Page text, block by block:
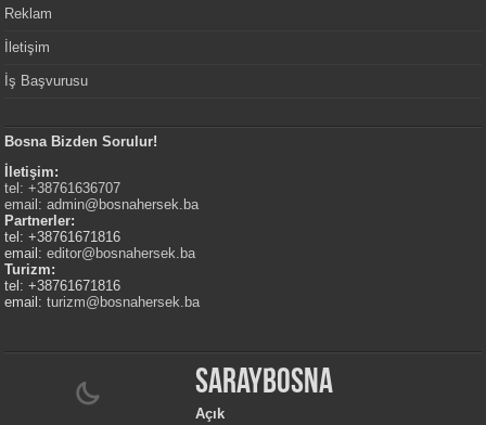
Reklam
İletişim
İş Başvurusu
Bosna Bizden Sorulur!
İletişim:
tel: +38761636707
email:admin@bosnahersek.ba
Partnerler:
tel: +38761671816
email:editor@bosnahersek.ba
Turizm:
tel: +38761671816
email:turizm@bosnahersek.ba
Saraybosna
Açık